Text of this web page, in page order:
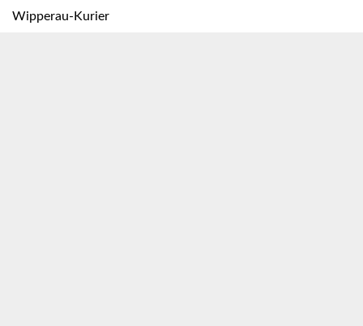
Wipperau-Kurier